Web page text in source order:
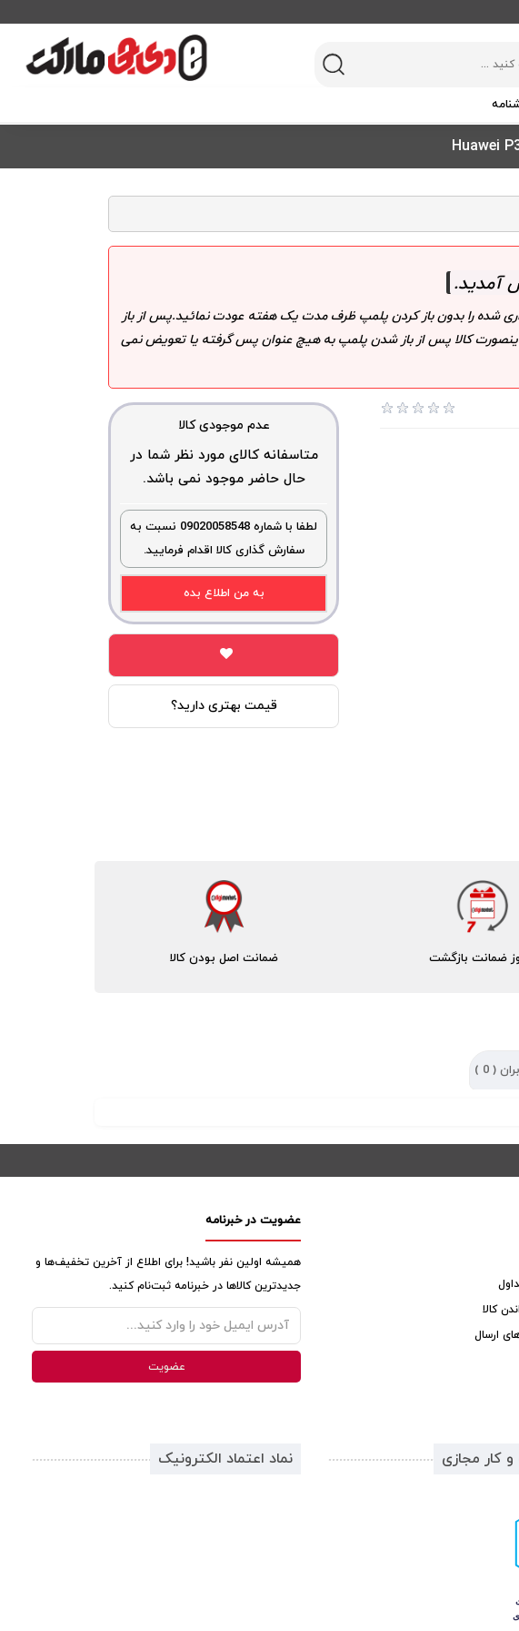
آمدید.
شده را بدون باز کردن پلمپ ظرف مدت یک هفته عودت نمائید.پس از باز
کالا پس از باز شدن پلمپ به هیچ عنوان پس گرفته یا تعویض نمی
عدم موجودی کالا
متاسفانه کالای مورد نظر شما در
حال حاضر موجود نمی باشد.
لطفا با شماره 09020058548 نسبت به
سفارش گذاری کالا اقدام فرمایید.
به من اطلاع بده
قیمت بهتری دارید؟
ضمانت اصل بودن کالا
(
0
)
عضویت در خبرنامه
همیشه اولین نفر باشید! برای اطلاع از آخرین تخفیف‌ها و
جدیدترین کالاها در خبرنامه ثبت‌نام کنید.
کالا
ارسال
کار مجازی نماد اعتماد الکترونیک